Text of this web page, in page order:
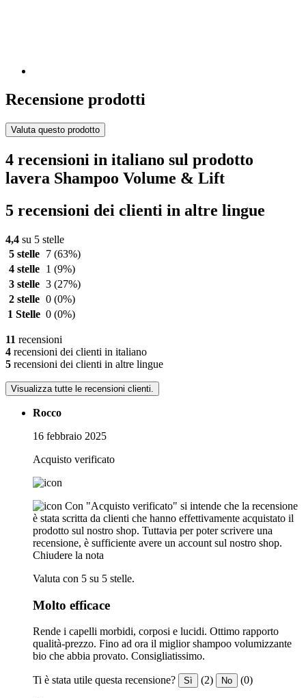
Recensione prodotti
Valuta questo prodotto
4 recensioni in italiano sul prodotto
lavera Shampoo Volume & Lift
5 recensioni dei clienti in altre lingue
4,4 su 5 stelle
5 stelle
7 (63%)
4 stelle
1 (9%)
3 stelle 3 (27%)
2 stelle 0 (0%)
1 Stelle 0 (0%)
11 recensioni
4 recensioni dei clienti in italiano
5 recensioni dei clienti in altre lingue
Visualizza tutte le recensioni clienti.
Rocco
16 febbraio 2025
Acquisto verificato
Con "Acquisto verificato" si intende che la recensione
è stata scritta da clienti che hanno effettivamente acquistato il
prodotto sul nostro shop. Tuttavia per poter scrivere una
recensione, è sufficiente avere un account sul nostro shop.
Chiudere la nota
Valuta con 5 su 5 stelle.
Molto efficace
Rende i capelli morbidi, corposi e lucidi. Ottimo rapporto
qualità-prezzo. Fino ad ora il miglior shampoo volumizzante
bio che abbia provato. Consigliatissimo.
Ti è stata utile questa recensione? Sì (2) No (0)